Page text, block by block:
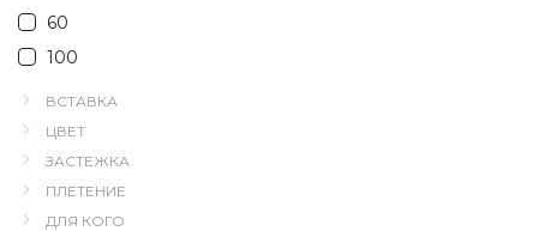
60
100
ВСТАВКА
ЦВЕТ
ЗАСТЕЖКА
ПЛЕТЕНИЕ
ДЛЯ КОГО